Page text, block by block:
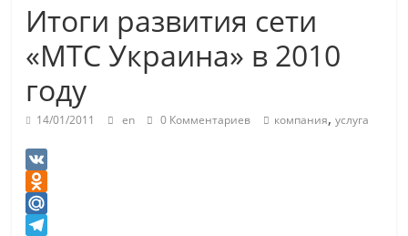
Итоги развития сети
«МТС Украина» в 2010
году
14/01/2011 en 0 Комментариев компания,услуга
V
K
O
d
M